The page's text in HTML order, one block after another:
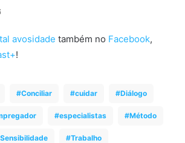
avosidade também no Facebook,
!
Conciliar cuidar Diálogo
especialistas Método
Sensibilidade Trabalho